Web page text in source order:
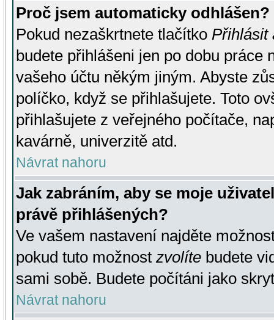
Proč jsem automaticky odhlášen?
Pokud nezaškrtnete tlačítko Přihlásit
budete přihlášeni jen po dobu práce
vašeho účtu někým jiným. Abyste
políčko, když se přihlašujete. Toto
přihlašujete z veřejného počítače,
kavárně, univerzitě atd.
Návrat nahoru
Jak zabráním, aby se moje
právě přihlášených?
Ve vašem nastavení najděte
pokud tuto možnost zvolíte budete
sami sobě. Budete počítáni jako
Návrat nahoru